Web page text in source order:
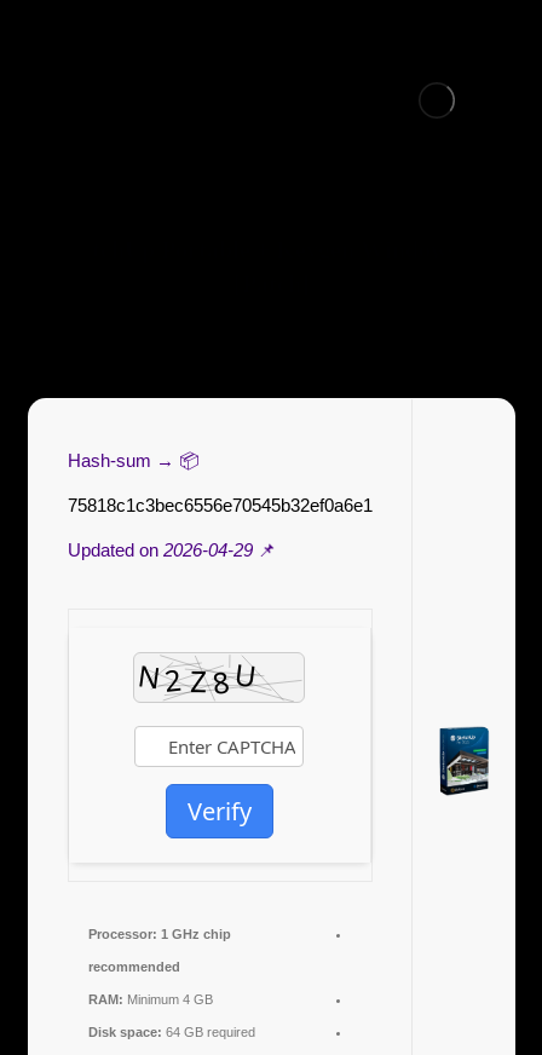
📦 Hash-sum →
75818c1c3bec6556e70545b32ef0a6e1
📌 Updated on
2026-04-29
Verify
Processor: 1 GHz chip
recommended
RAM: Minimum 4 GB
Disk space: 64 GB required